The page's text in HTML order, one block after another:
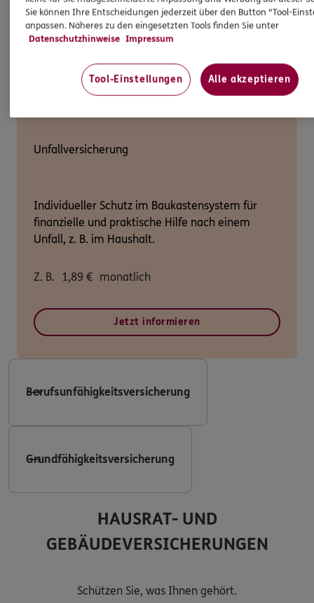
Unfallversicherung
Individueller Schutz im Baukastensystem für
finanzielle und praktische Hilfe nach einem
Unfall, z. B. im Haushalt.
Z. B. 1,89 € monatlich
Jetzt informieren
Berufsunfähigkeitsversicherung
Grundfähigkeitsversicherung
HAUSRAT- UND
GEBÄUDEVERSICHERUNGEN
Schützen Sie, was Ihnen gehört.
Sie können Ihre Entscheidungen jederzeit über den Button "Tool-
anpassen. Näheres zu den eingesetzten Tools finden Sie unter
Datenschutzhinweise Impressum
Tool-Einstellungen Alle akzeptieren